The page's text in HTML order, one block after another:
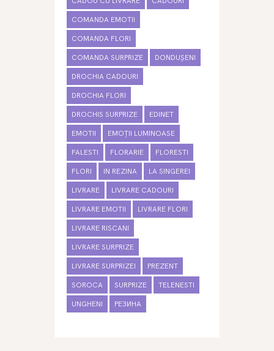
COMANDA EMOTII
COMANDA FLORI
COMANDA SURPRIZE DONDUȘENI
DROCHIA CADOURI
DROCHIA FLORI
DROCHIS SURPRIZE EDINET
EMOTII EMOȚII LUMINOASE
FALESTI FLORARIE FLORESTI
FLORI IN REZINA LA SINGEREI
LIVRARE LIVRARE CADOURI
LIVRARE EMOTII LIVRARE FLORI
LIVRARE RISCANI
LIVRARE SURPRIZE
LIVRARE SURPRIZEI PREZENT
SOROCA SURPRIZE TELENESTI
UNGHENI РЕЗИНА